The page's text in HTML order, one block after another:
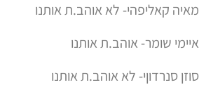
מאיה קאליפהי- לא אוהב.ת אותנו
איימי שומר- אוהב.ת אותנו
סוזן סנרדוןי- לא אוהב.ת אותנו